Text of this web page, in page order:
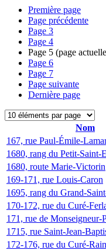
Première page
Page précédente
Page 3
Page 4
Page 5 (page
Page 6
Page 7
Page suivante
Dernière page
Nom
167, rue Paul-Émile-
1680, rang du Petit-Saint-
1680, route Marie-Victorin
169-171, rue Louis-Caron
1695, rang du Grand-
170-172, rue du Curé-
171, rue de Monseigneur-
1715, rue Saint-Jean-
172-176, rue du Curé-